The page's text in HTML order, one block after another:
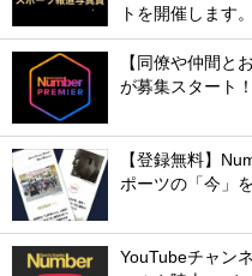
トを開催します
【同僚や仲間と
が募集スタート！
【登録無料】
ポーツの「今」
YouTubeチャン